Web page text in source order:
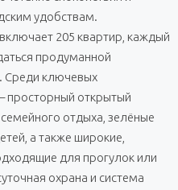
удобствам.
включает 205 квартир, каждый
продуманной
Среди ключевых
просторный открытый
отдыха, зелёные
а также широкие,
для прогулок или
охрана и система